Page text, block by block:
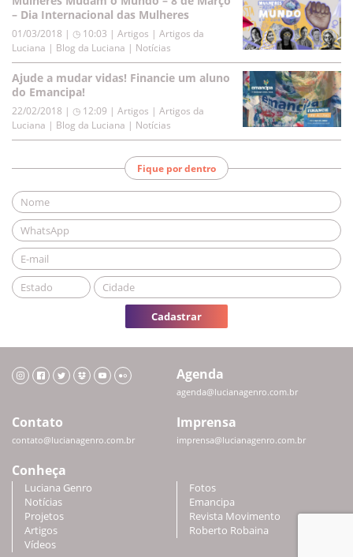
– Dia Internacional das Mulheres
01/03/2018 | ◷ 10:03 | Artigos | Artigos da
Luciana | Blog da Luciana | Notícias
Ajude a mudar vidas! Financie um aluno
do Emancipa!
22/02/2018 | ◷ 12:09 | Artigos | Artigos da
Luciana | Blog da Luciana | Notícias
Fique por dentro
Cadastrar
Agenda
agenda@lucianagenro.com.br
Contato
contato@lucianagenro.com.br
Imprensa
imprensa@lucianagenro.com.br
Conheça
Luciana Genro
Notícias
Projetos
Artigos
Vídeos
Fotos
Emancipa
Revista Movimento
Roberto Robaina